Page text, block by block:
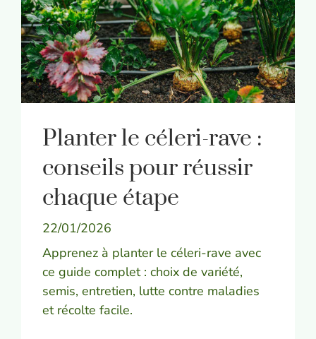
Planter le céleri-rave :
conseils pour réussir
chaque étape
22/01/2026
Apprenez à planter le céleri-rave avec
ce guide complet : choix de variété,
semis, entretien, lutte contre maladies
et récolte facile.